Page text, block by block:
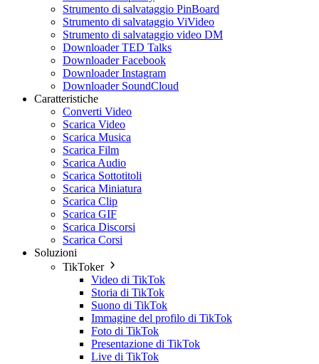
Strumento di salvataggio PinBoard
Strumento di salvataggio ViVideo
Strumento di salvataggio video DM
Downloader TED Talks
Downloader Facebook
Downloader Instagram
Downloader SoundCloud
Caratteristiche
Converti Video
Scarica Video
Scarica Musica
Scarica Film
Scarica Audio
Scarica Sottotitoli
Scarica Miniatura
Scarica Clip
Scarica GIF
Scarica Discorsi
Scarica Corsi
Soluzioni
TikToker
Video di TikTok
Storia di TikTok
Suono di TikTok
Immagine del profilo di TikTok
Foto di TikTok
Presentazione di TikTok
Live di TikTok